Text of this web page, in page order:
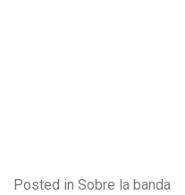
Posted in Sobre la banda